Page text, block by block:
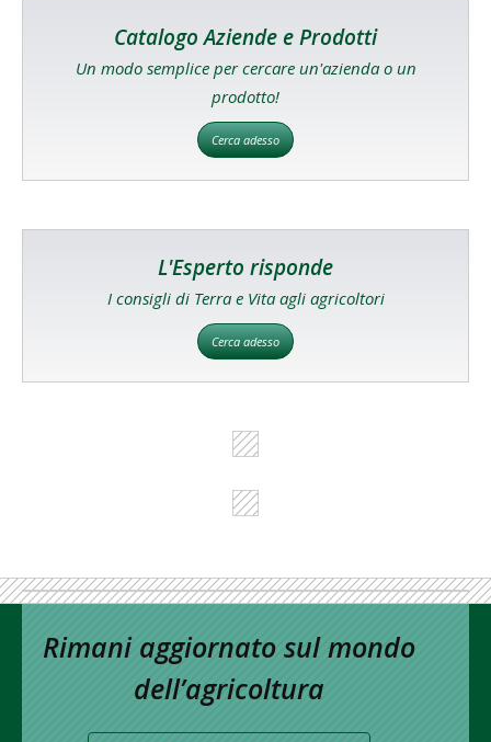
Catalogo Aziende e Prodotti
Un modo semplice per cercare un'azienda o un
prodotto!
Cerca adesso
L'Esperto risponde
I consigli di Terra e Vita agli agricoltori
Cerca adesso
Rimani aggiornato sul mondo
dell’agricoltura